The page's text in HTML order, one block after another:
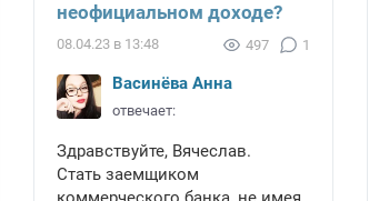
неофициальном доходе?
08.04.23 в 13:48 497 1
Васинёва Анна
отвечает:
Здравствуйте, Вячеслав.
Стать заемщиком